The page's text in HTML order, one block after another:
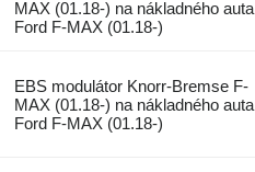
MAX (01.18-) na nákladného auta
Ford F-MAX (01.18-)
EBS modulátor Knorr-Bremse F-
MAX (01.18-) na nákladného auta
Ford F-MAX (01.18-)